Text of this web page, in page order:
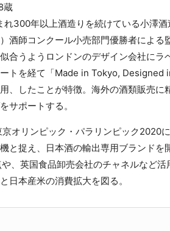
蔵
300年以上酒造りを続けている小澤酒
酒師コンクール小売部門優勝者による
合うようロンドンのデザイン会社にラ
トを経て「Made in Tokyo, Designed
、したことが特徴。海外の酒類販売に
サポートする。
オリンピック・パラリンピック2020
と捉え、日本酒の輸出専用ブランドを
、英国食品卸売会社のチャネルなど活
日本産米の消費拡大を図る。